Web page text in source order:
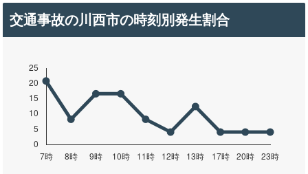
交通事故の川西市の時刻別発生割合